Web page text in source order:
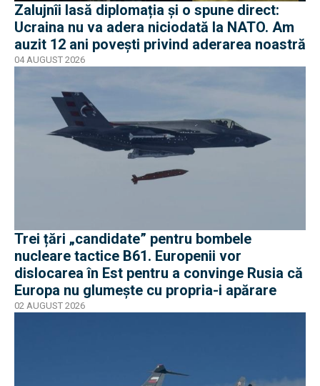
Zalujnîi lasă diplomația și o spune direct:
Ucraina nu va adera niciodată la NATO. Am
auzit 12 ani povești privind aderarea noastră
04 AUGUST 2026
Trei țări „candidate” pentru bombele
nucleare tactice B61. Europenii vor
dislocarea în Est pentru a convinge Rusia că
Europa nu glumește cu propria-i apărare
02 AUGUST 2026